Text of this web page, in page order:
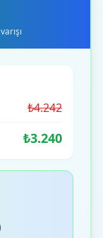
₺4.242
₺3.240